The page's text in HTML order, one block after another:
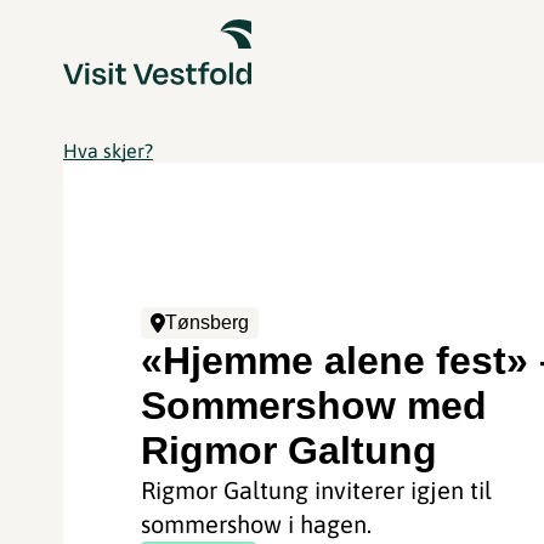
Hva skjer?
Tønsberg
«Hjemme alene fest»
Sommershow med
Rigmor Galtung
Rigmor Galtung inviterer igjen til
sommershow i hagen.